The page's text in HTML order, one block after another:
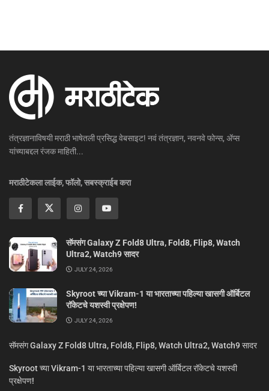
तंत्रज्ञानाविषयी मराठी भाषेतली प्रसिद्ध वेबसाइट! नवं तंत्रज्ञान, नवनवे फोन्स, ॲप्स
यांच्याबद्दल रंजक माहिती...
मराठीटेकला लाईक, फॉलो, सबस्क्राईब करा
सॅमसंग Galaxy Z Fold8 Ultra, Fold8, Flip8, Watch
Ultra2, Watch9 सादर
JULY 24, 2026
Skyroot च्या Vikram-1 या भारताच्या पहिल्या खासगी ऑर्बिटल
रॉकेटचे यशस्वी प्रक्षेपण!
JULY 24, 2026
सॅमसंग Galaxy Z Fold8 Ultra, Fold8, Flip8, Watch Ultra2, Watch9 सादर
Skyroot च्या Vikram-1 या भारताच्या पहिल्या खासगी ऑर्बिटल रॉकेटचे यशस्वी
प्रक्षेपण!